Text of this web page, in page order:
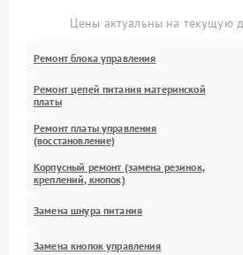
Цены актуальны на текущую
Ремонт блока управления
Ремонт цепей питания материнской
платы
Ремонт платы управления
(восстановление)
Корпусный ремонт (замена резинок,
креплений, кнопок)
Замена шнура питания
Замена кнопок управления